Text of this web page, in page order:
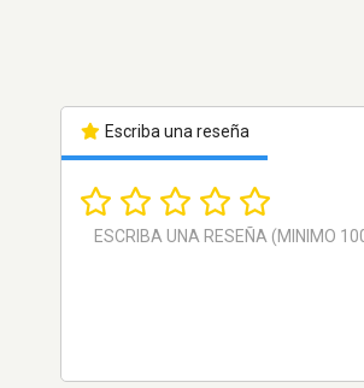
Escriba una reseña